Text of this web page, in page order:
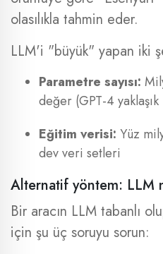
olasılıkla tahmin eder.
LLM'i "büyük" yapan iki
Parametre sayısı:
değer (GPT-4
Eğitim verisi: Yüz
dev veri setleri
Alternatif yöntem: LLM
Bir aracın LLM tabanlı
için şu üç soruyu sorun: